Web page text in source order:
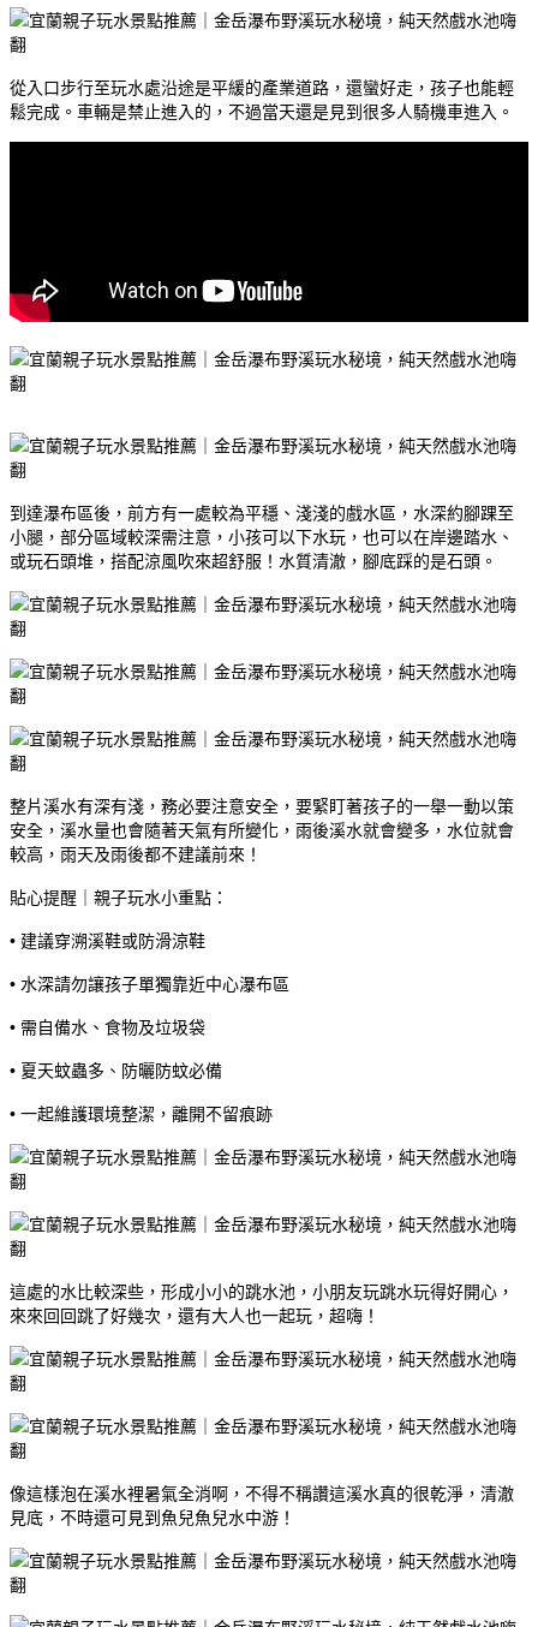
從入口步行至玩水處沿途是平緩的產業道路，還蠻好走，孩子也能輕
鬆完成。車輛是禁止進入的，不過當天還是見到很多人騎機車進入。
到達瀑布區後，前方有一處較為平穩、淺淺的戲水區，水深約腳踝至
小腿，部分區域較深需注意，小孩可以下水玩，也可以在岸邊踏水、
或玩石頭堆，搭配涼風吹來超舒服！水質清澈，腳底踩的是石頭。
整片溪水有深有淺，務必要注意安全，要緊盯著孩子的一舉一動以策
安全，溪水量也會隨著天氣有所變化，雨後溪水就會變多，水位就會
較高，雨天及雨後都不建議前來！
貼心提醒｜親子玩水小重點：
• 建議穿溯溪鞋或防滑涼鞋
• 水深請勿讓孩子單獨靠近中心瀑布區
• 需自備水、食物及垃圾袋
• 夏天蚊蟲多、防曬防蚊必備
• 一起維護環境整潔，離開不留痕跡
這處的水比較深些，形成小小的跳水池，小朋友玩跳水玩得好開心，
來來回回跳了好幾次，還有大人也一起玩，超嗨！
像這樣泡在溪水裡暑氣全消啊，不得不稱讚這溪水真的很乾淨，清澈
見底，不時還可見到魚兒魚兒水中游！